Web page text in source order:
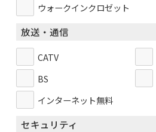
ウォークインクロゼット
放送・通信
CATV
BS
インターネット無料
セキュリティ